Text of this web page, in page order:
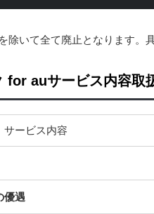
除いて全て廃止となります。
for auサービス内容取
サービス内容
優遇